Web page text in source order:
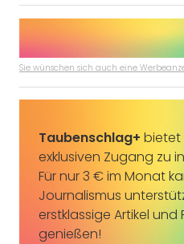
Sie wünschen sich auch eine
Taubenschlag+ bietet
exklusiven Zugang zu
Für nur 3 € im Monat
Journalismus
erstklassige Artikel
genießen!